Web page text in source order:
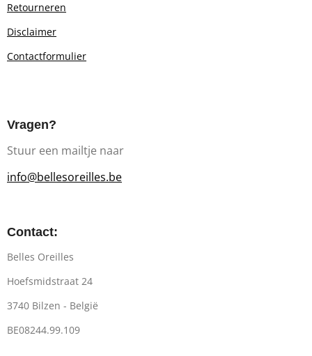
Retourneren
Disclaimer
Contactformulier
Vragen?
Stuur een mailtje naar
info@bellesoreilles.be
Contact:
Belles Oreilles
Hoefsmidstraat 24
3740 Bilzen - België
BE08244.99.109